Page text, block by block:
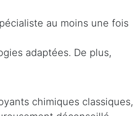
au moins une fois
adaptées. De plus,
chimiques classiques,